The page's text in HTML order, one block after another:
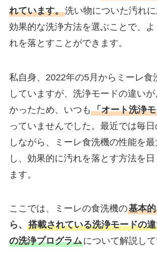
れています。洗い物についた汚れ
効果的な洗浄方法を選ぶことで、
れを落とすことができます。
私自身、2022年の5月からミーレ食
していますが、洗浄モードの違い
かったため、いつも 「オート洗浄
っていませんでした。最近では毎
しながら、ミーレ食洗機の性能を
し、効果的に汚れを落とす方法を
ます。
ここでは、ミーレの食洗機の基本
ら、 搭載されている洗浄モードの
の洗浄プログラムについて解説して